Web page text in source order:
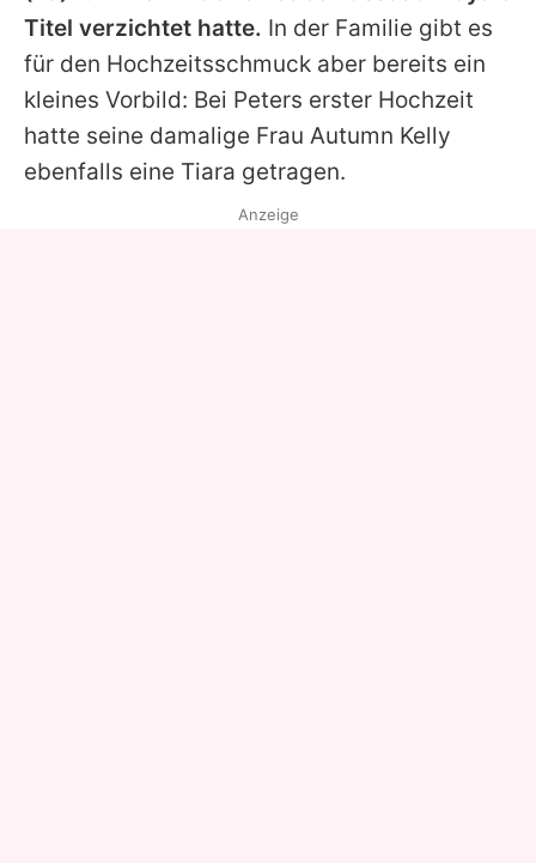
Titel verzichtet hatte. In der Familie gibt es
für den Hochzeitsschmuck aber bereits ein
kleines Vorbild: Bei Peters erster Hochzeit
hatte seine damalige Frau Autumn Kelly
ebenfalls eine Tiara getragen.
Anzeige